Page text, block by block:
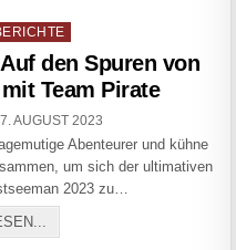
den Spuren von
Team Pirate
DATE:
AUGUST 2023
Abenteurer und kühne
um sich der ultimativen
2023 zu…